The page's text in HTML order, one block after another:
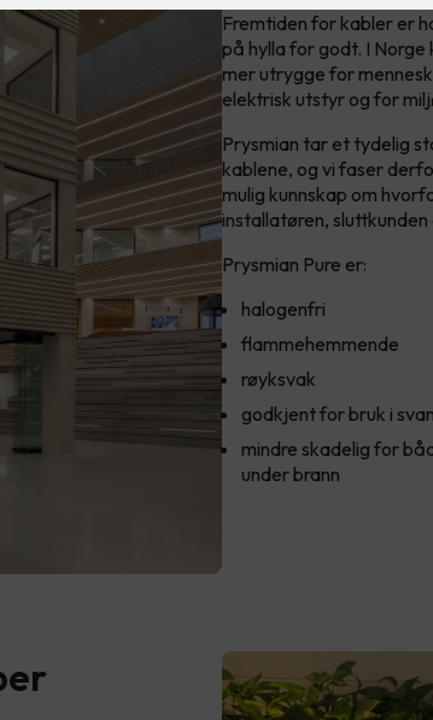
Fremtiden for kabler er
på hylla for godt. I
mer utrygge for
elektrisk utstyr og for
Prysmian tar et tydelig
kablene, og vi faser
mulig kunnskap om
installatøren,
Prysmian Pure er:
halogenfri
flammehemmende
røyksvak
godkjent for bruk i
mindre skadelig for
under brann